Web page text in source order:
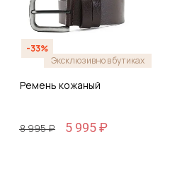
-33%
Эксклюзивно в бутиках
Ремень кожаный
8 995 ₽ 5 995 ₽